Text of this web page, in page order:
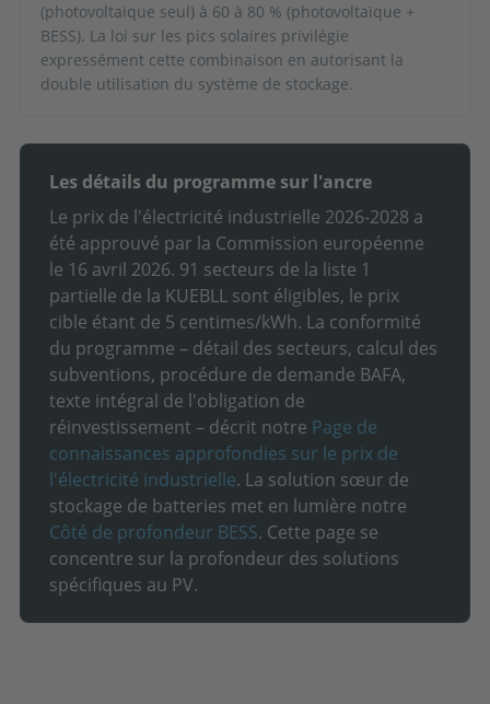
(photovoltaïque seul) à 60 à 80 % (photovoltaïque +
BESS). La loi sur les pics solaires privilégie
expressément cette combinaison en autorisant la
double utilisation du système de stockage.
Les détails du programme sur l'ancre
Le prix de l'électricité industrielle 2026-2028 a
été approuvé par la Commission européenne
le 16 avril 2026. 91 secteurs de la liste 1
partielle de la KUEBLL sont éligibles, le prix
cible étant de 5 centimes/kWh. La conformité
du programme – détail des secteurs, calcul des
subventions, procédure de demande BAFA,
texte intégral de l'obligation de
réinvestissement – décrit notre Page de
connaissances approfondies sur le prix de
l'électricité industrielle. La solution sœur de
stockage de batteries met en lumière notre
Côté de profondeur BESS. Cette page se
concentre sur la profondeur des solutions
spécifiques au PV.